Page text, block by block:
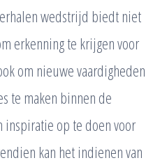
wedstrijd biedt niet
erkenning te krijgen voor
om nieuwe vaardigheden
te maken binnen de
inspiratie op te doen voor
kan het indienen van